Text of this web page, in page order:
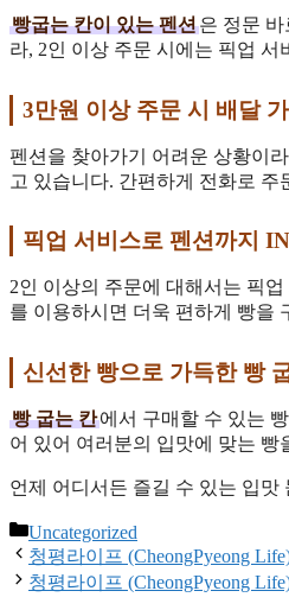
빵굽는 칸이 있는 펜션은 정문
라, 2인 이상 주문 시에는 픽업
3만원 이상 주문 시 배달
펜션을 찾아가기 어려운 상황이
고 있습니다. 간편하게 전화로
픽업 서비스로 펜션까지
2인 이상의 주문에 대해서는 픽
를 이용하시면 더욱 편하게 빵을
신선한 빵으로 가득한 빵
빵 굽는 칸에서 구매할 수 있는
어 있어 여러분의 입맛에 맞는 빵
언제 어디서든 즐길 수 있는 입맛
Categories
Uncategorized
청평라이프 (CheongPyeong
청평라이프 (CheongPyeong